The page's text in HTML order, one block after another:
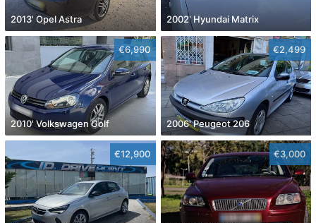
2013' Opel Astra 2002' Hyundai Matrix
€6,990
2010' Volkswagen Golf
€2,499
2006' Peugeot 206
€12,900 €3,000